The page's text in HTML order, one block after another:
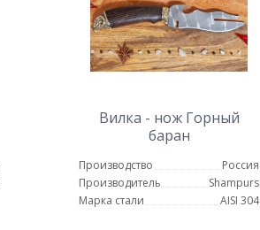
Вилка - нож Горный
баран
Производство
Россия
Производитель
Shampurs
Марка стали
AISI 304